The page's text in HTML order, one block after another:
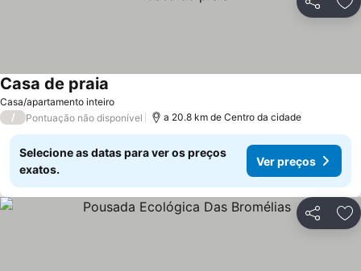
Partilhar
Casa/apartamento inteiro
Casa de praia
/ Pontuação não disponível a 20.8 km de Centro da cidade
Selecione as datas para ver os preços
exatos.
Ver preços
Partilhar